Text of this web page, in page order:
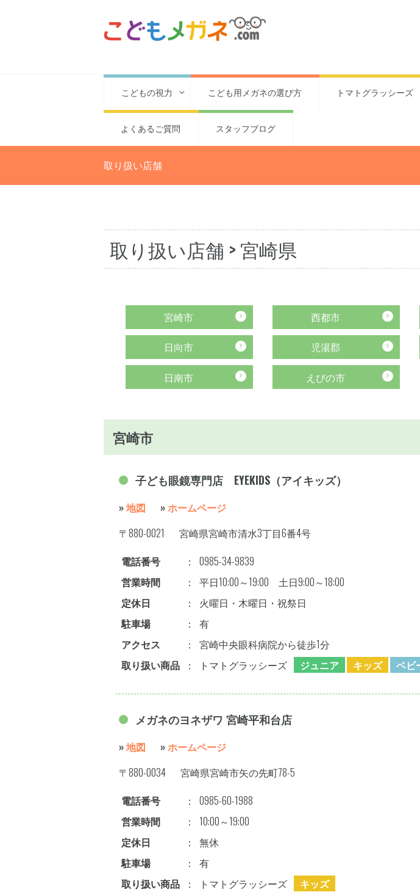
こどもの視力 こども用メガネの選び方 トマトグラッシーズ
よくあるご質問 スタッフブログ
取り扱い店舗
取り扱い店舗 > 宮崎県
宮崎市 西都市
日向市 児湯郡
日南市 えびの市
宮崎市
子ども眼鏡専門店 EYEKIDS（アイキッズ）
»地図 »ホームページ
〒880-0021
宮崎県宮崎市清水3丁目6番4号
電話番号
：
0985-34-9839
営業時間
：
平日10:00～19:00 土日9:00～18:00
定休日
：
火曜日・木曜日・祝祭日
駐車場
：
有
アクセス
：
宮崎中央眼科病院から徒歩1分
取り扱い商品
： トマトグラッシーズ ジュニア キッズ ベビ
メガネのヨネザワ 宮崎平和台店
»地図 »ホームページ
〒880-0034
宮崎県宮崎市矢の先町78-5
電話番号
：
0985-60-1988
営業時間
：
10:00～19:00
定休日
：
無休
駐車場
：
有
取り扱い商品
： トマトグラッシーズ キッズ